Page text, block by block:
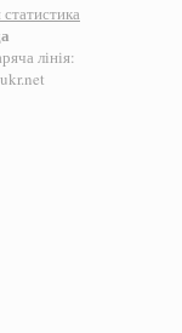
лінія: